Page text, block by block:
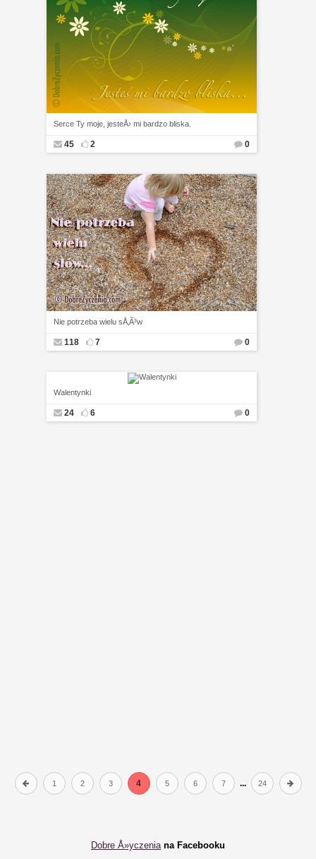
Serce Ty moje, jesteÅ› mi bardzo bliska.
45 2 0
Nie potrzeba wielu sÅ‚Ã³w
118 7 0
Walentynki
24 6 0
1 2 3 4 5 6 7 ... 24
Dobre Å»yczeniana Facebooku